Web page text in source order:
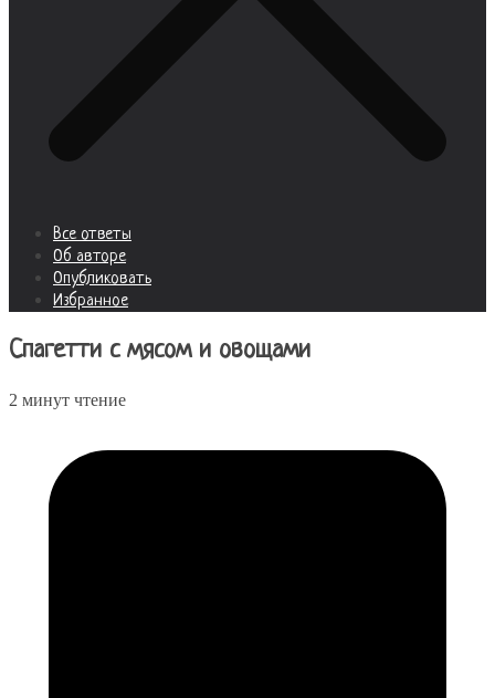
Все ответы
Об авторе
Опубликовать
Избранное
Спагетти с мясом и овощами
2 минут чтение